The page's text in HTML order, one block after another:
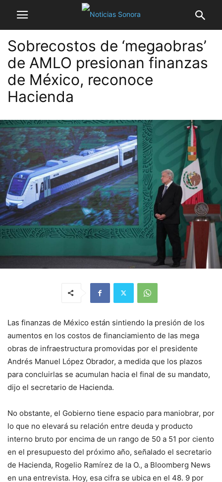
Sobrecostos de ‘megaobras’
de AMLO presionan finanzas
de México, reconoce
Hacienda
Las finanzas de México están sintiendo la presión de los
aumentos en los costos de financiamiento de las mega
obras de infraestructura promovidas por el presidente
Andrés Manuel López Obrador, a medida que los plazos
para concluirlas se acumulan hacia el final de su mandato,
dijo el secretario de Hacienda.
No obstante, el Gobierno tiene espacio para maniobrar, por
lo que no elevará su relación entre deuda y producto
interno bruto por encima de un rango de 50 a 51 por ciento
en el presupuesto del próximo año, señalado el secretario
de Hacienda, Rogelio Ramírez de la O., a Bloomberg News
en una entrevista. Hoy, esa cifra se ubica en el 48. 9 por